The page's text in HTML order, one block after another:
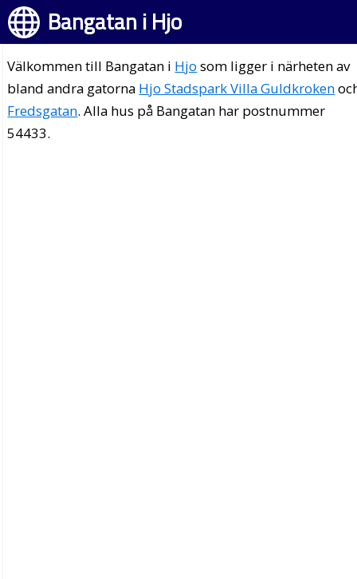
Bangatan i Hjo
Välkommen till Bangatan i Hjo som ligger i närheten av
bland andra gatorna Hjo Stadspark Villa Guldkroken
Fredsgatan. Alla hus på Bangatan har postnummer
54433.